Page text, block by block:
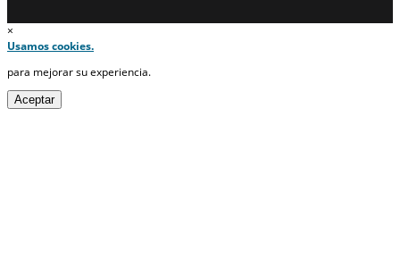
×
Usamos cookies.
para mejorar su experiencia.
Aceptar